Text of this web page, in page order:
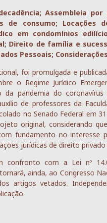
Assembleia
de consumo; Locações
em condomínios
Direito de família e
Pessoais;
foi promulgada e
o Regime Jurídico
da pandemia do
de professores da
no Senado Federal em
original, considerando
fundamento no
jurídicas de direito
com a Lei nº
ainda, ao Congresso
artigos vetados.